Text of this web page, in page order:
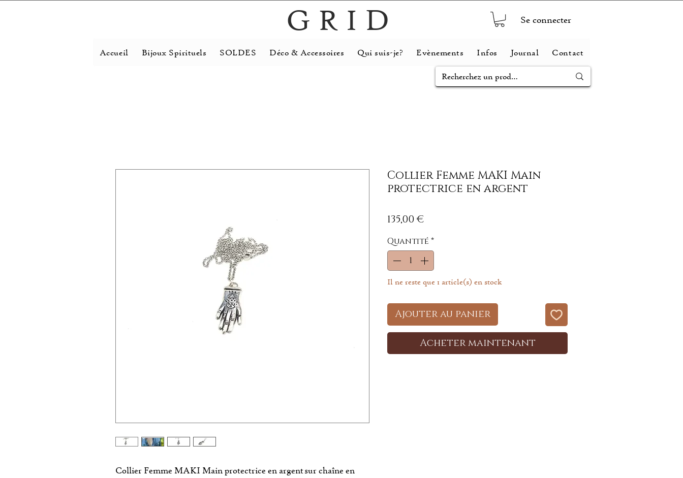
GRID Se connecter
Accueil Bijoux Spirituels SOLDES Déco & Accessoires Qui suis-je? Evènements Infos Journal Contact
Collier Femme MAKI Main protectrice en argent sur chaîne en
Collier Femme MAKI Main
protectrice en argent
135,00 €Prix
Quantité *
Il ne reste que 1 article(s) en stock
Ajouter au panier
Acheter maintenant